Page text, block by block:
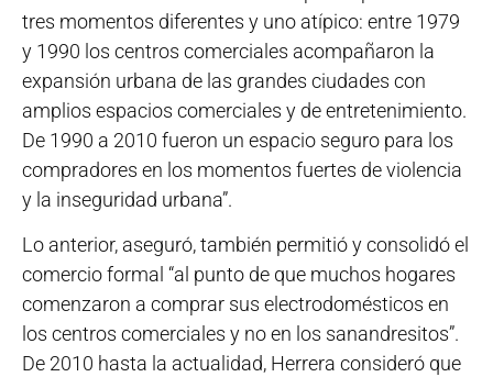
tres momentos diferentes y uno atípico: entre 1979
y 1990 los centros comerciales acompañaron la
expansión urbana de las grandes ciudades con
amplios espacios comerciales y de entretenimiento.
De 1990 a 2010 fueron un espacio seguro para los
compradores en los momentos fuertes de violencia
y la inseguridad urbana”.
Lo anterior, aseguró, también permitió y consolidó el
comercio formal “al punto de que muchos hogares
comenzaron a comprar sus electrodomésticos en
los centros comerciales y no en los sanandresitos”.
De 2010 hasta la actualidad, Herrera consideró que